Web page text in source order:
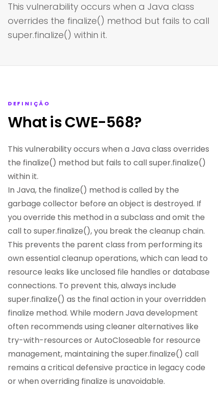
This vulnerability occurs when a Java class
overrides the finalize() method but fails to call
super.finalize() within it.
DEFINIÇÃO
What is CWE-568?
This vulnerability occurs when a Java class overrides
the finalize() method but fails to call super.finalize()
within it.
In Java, the finalize() method is called by the
garbage collector before an object is destroyed. If
you override this method in a subclass and omit the
call to super.finalize(), you break the cleanup chain.
This prevents the parent class from performing its
own essential cleanup operations, which can lead to
resource leaks like unclosed file handles or database
connections. To prevent this, always include
super.finalize() as the final action in your overridden
finalize method. While modern Java development
often recommends using cleaner alternatives like
try-with-resources or AutoCloseable for resource
management, maintaining the super.finalize() call
remains a critical defensive practice in legacy code
or when overriding finalize is unavoidable.